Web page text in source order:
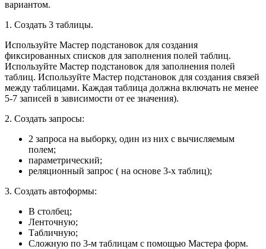
вариантом.
1. Создать 3 таблицы.
Используйте Мастер подстановок для создания
фиксированных списков для заполнения полей таблиц.
Используйте Мастер подстановок для заполнения полей
таблиц. Используйте Мастер подстановок для создания связей
между таблицами. Каждая таблица должна включать не менее
5-7 записей в зависимости от ее значения).
2. Создать запросы:
2 запроса на выборку, один из них с вычисляемым
полем;
параметрический;
реляционный запрос ( на основе 3-х таблиц);
3. Создать автоформы:
В столбец;
Ленточную;
Табличную;
Сложную по 3-м таблицам с помощью Мастера форм.